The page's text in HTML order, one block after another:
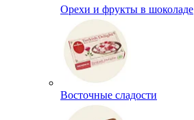
Орехи и фрукты в шоколаде
Восточные сладости